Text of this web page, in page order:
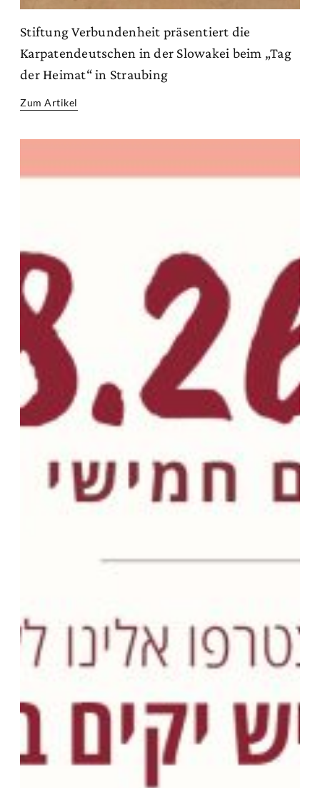
Stiftung Verbundenheit präsentiert die
Karpatendeutschen in der Slowakei beim „Tag
der Heimat“ in Straubing
Zum Artikel